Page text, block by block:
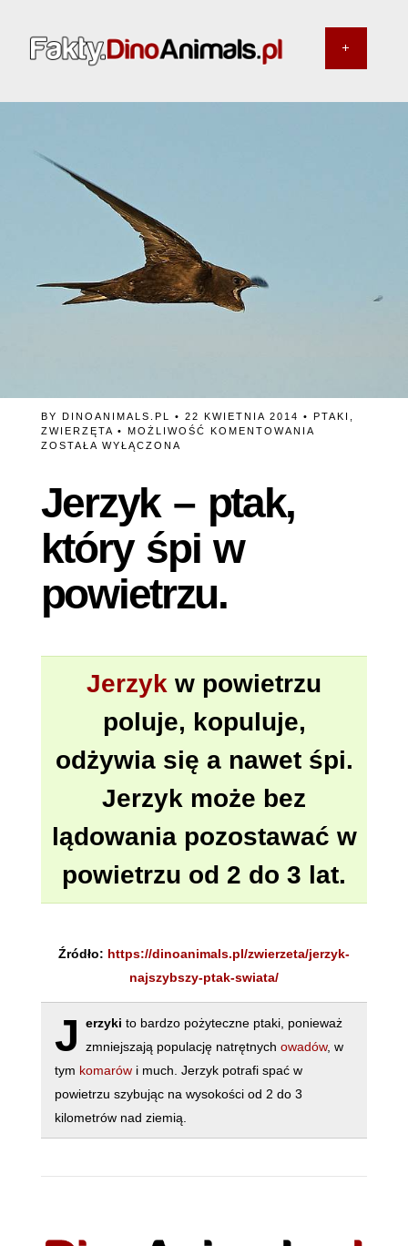
BY DINOANIMALS.PL • 22 KWIETNIA 2014 • PTAKI
ZWIERZĘTA • MOŻLIWOŚĆ KOMENTOWANIAJERZYK
ZOSTAŁA WYŁĄCZONA
Jerzyk – ptak,
który śpi w
powietrzu.
Jerzyk w powietrzu
poluje, kopuluje,
odżywia się a nawet śpi.
Jerzyk może bez
lądowania pozostawać w
powietrzu od 2 do 3 lat.
Źródło: https://dinoanimals.pl/zwierzeta/jerzyk-
najszybszy-ptak-swiata/
J erzyki to bardzo pożyteczne ptaki, ponieważ
zmniejszają populację natrętnych owadów, w
tym komarówi much. Jerzyk potrafi spać w
powietrzu szybując na wysokości od 2 do 3
kilometrów nad ziemią.